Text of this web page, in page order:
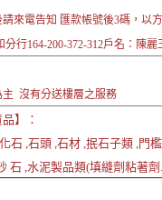
來電告知 匯款帳號後3碼，以
行164-200-372-312戶名：陳麗
沒有分送樓層之服務
】：
石 ,石頭 ,石材 ,抿石子類 ,門
石 ,水泥製品類(填縫劑粘著劑